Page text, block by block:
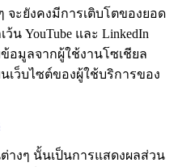
จะยังคงมีการเติบโตของยอด
น YouTube และ LinkedIn
อมูลจากผู้ใช้งานโซเชียล
เว็บไซต์ของผู้ใช้บริการของ
างๆ นั้นเป็นการแสดงผลส่วน